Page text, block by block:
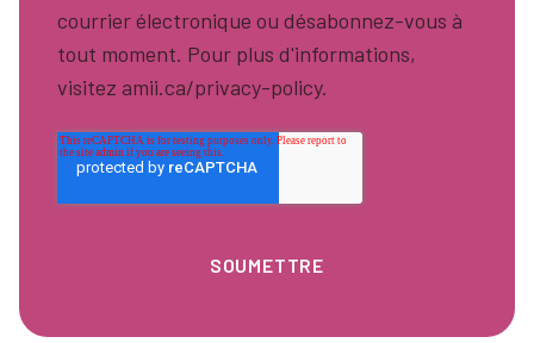
courrier électronique ou désabonnez-vous à
tout moment. Pour plus d'informations,
visitez amii.ca/privacy-policy.